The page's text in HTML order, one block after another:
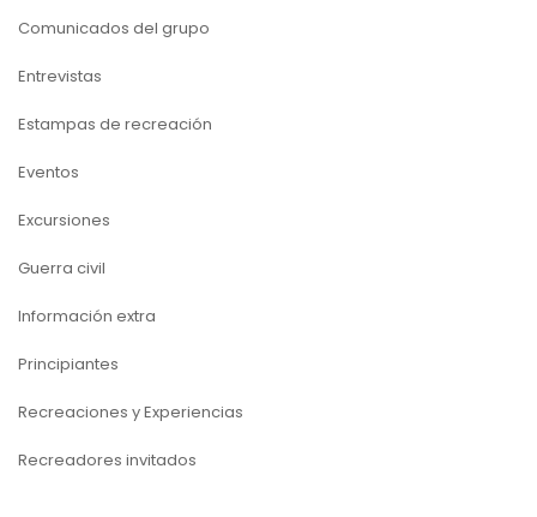
Comunicados del grupo
Entrevistas
Estampas de recreación
Eventos
Excursiones
Guerra civil
Información extra
Principiantes
Recreaciones y Experiencias
Recreadores invitados